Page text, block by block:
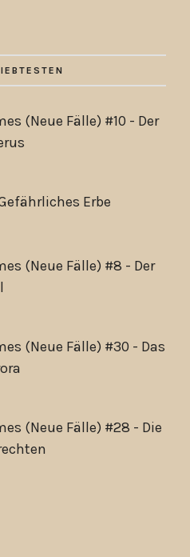
(Neue Fälle) #10 - Der
Erbe
(Neue Fälle) #8 - Der
(Neue Fälle) #30 - Das
(Neue Fälle) #28 - Die